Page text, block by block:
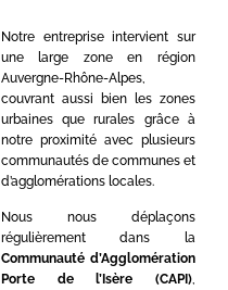
Notre entreprise intervient sur
une large zone en région
Auvergne-Rhône-Alpes,
couvrant aussi bien les zones
urbaines que rurales grâce à
notre proximité avec plusieurs
communautés de communes et
d’agglomérations locales.
Nous nous déplaçons
régulièrement dans la
Communauté d’Agglomération
Porte de l’Isère (CAPI),